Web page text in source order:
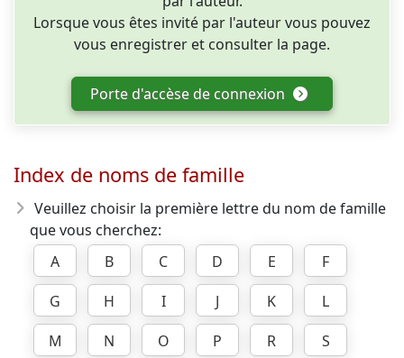
Lorsque vous êtes invité par l'auteur vous pouvez
vous enregistrer et consulter la page.
Porte d'accèse de connexion
Index de noms de famille
Veuillez choisir la première lettre du nom de famille
que vous cherchez:
A
B C D E
F
G
H I J K
L
M
N O P R
S